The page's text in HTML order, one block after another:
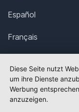
Español
Français
Polska
Português
Diese Seite nutzt
um ihre Dienste
Werbung
anzuzeigen.